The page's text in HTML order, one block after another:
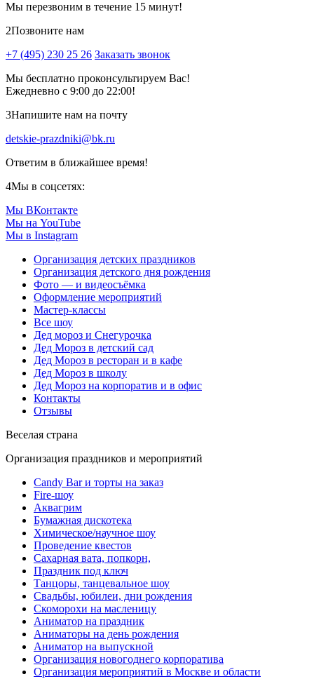
Мы перезвоним в течение 15 минут!
2Позвоните нам
+7 (495) 230 25 26 Заказать звонок
Мы бесплатно проконсультируем Вас!
Ежедневно с 9:00 до 22:00!
3Напишите нам на почту
detskie-prazdniki@bk.ru
Ответим в ближайшее время!
4Мы в соцсетях:
Мы ВКонтакте
Мы на YouTube
Мы в Instagram
Организация детских праздников
Организация детского дня рождения
Фото — и видеосъёмка
Оформление мероприятий
Мастер-классы
Все шоу
Дед мороз и Снегурочка
Дед Мороз в детский сад
Дед Мороз в ресторан и в кафе
Дед Мороз в школу
Дед Мороз на корпоратив и в офис
Контакты
Отзывы
Веселая страна
Организация праздников и мероприятий
Candy Bar и торты на заказ
Fire-шоу
Аквагрим
Бумажная дискотека
Химическое/научное шоу
Проведение квестов
Сахарная вата, попкорн,
Праздник под ключ
Танцоры, танцевальное шоу
Свадьбы, юбилеи, дни рождения
Скоморохи на масленицу
Аниматор на праздник
Аниматоры на день рождения
Аниматор на выпускной
Организация новогоднего корпоратива
Организация мероприятий в Москве и области